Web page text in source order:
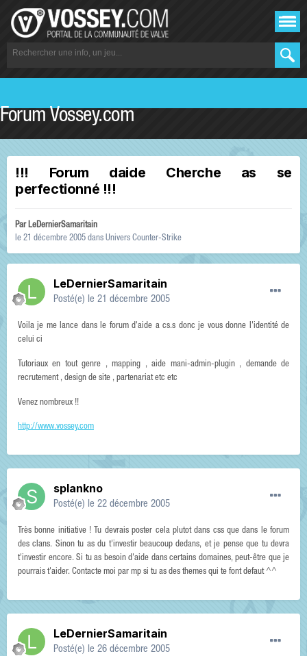
Forum Vossey.com
!!! Forum daide Cherche as se
perfectionné !!!
ParLeDernierSamaritain
le 21 décembre 2005 dans Univers Counter-Strike
LeDernierSamaritain
Posté(e) le 21 décembre 2005
Voila je me lance dans le forum d'aide a cs.s donc je vous donne l'identité de
celui ci
Tutoriaux en tout genre , mapping , aide mani-admin-plugin , demande de
recrutement , design de site , partenariat etc etc
Venez nombreux !!
http://www.vossey.com
splankno
Posté(e) le 22 décembre 2005
Très bonne initiative ! Tu devrais poster cela plutot dans css que dans le forum
des clans. Sinon tu as du t'investir beaucoup dedans, et je pense que tu devra
t'investir encore. Si tu as besoin d'aide dans certains domaines, peut-être que je
pourrais t'aider. Contacte moi par mp si tu as des themes qui te font defaut ^^
LeDernierSamaritain
Posté(e) le 26 décembre 2005